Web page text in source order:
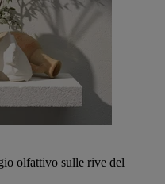
olfattivo sulle rive del